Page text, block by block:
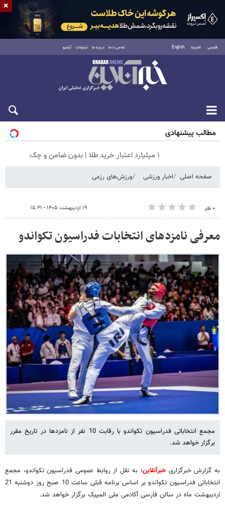
فارسی العربية English تماس با ما درباره ما تبلیغات آرشیو
پنجشنبه ۱۵ مرداد ۱۴۰۵
مطالب پیشنهادی
۱ میلیارد اعتبار خرید طلا | بدون ضامن و چک
صفحه اصلی اخبار ورزشی ورزش‌های رزمی
۰ نفر ۱۹ اردیبهشت ۱۴۰۵ - ۱۵:۴۱
معرفی نامزدهای انتخابات فدراسیون تکواندو
مجمع انتخاباتی فدراسیون تکواندو با رقابت 10 نفر از نامزدها در تاریخ مقرر
برگزار خواهد شد.
به گزارش خبرگزاریخبرآنلاین؛ به نقل از روابط عمومی فدراسیون تکواندو، مجمع
انتخاباتی فدراسیون تکواندو بر اساس برنامه قبلی ساعت 10 صبح روز دوشنبه 21
اردیبهشت ماه در سالن فارسی آکادمی ملی المپیک برگزار خواهد شد.
×